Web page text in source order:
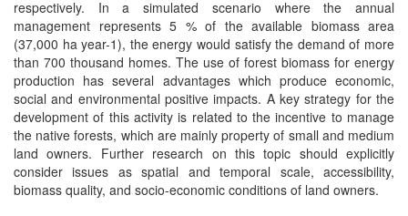
respectively. In a simulated scenario where the annual
management represents 5 % of the available biomass area
(37,000 ha year-1), the energy would satisfy the demand of more
than 700 thousand homes. The use of forest biomass for energy
production has several advantages which produce economic,
social and environmental positive impacts. A key strategy for the
development of this activity is related to the incentive to manage
the native forests, which are mainly property of small and medium
land owners. Further research on this topic should explicitly
consider issues as spatial and temporal scale, accessibility,
biomass quality, and socio-economic conditions of land owners.